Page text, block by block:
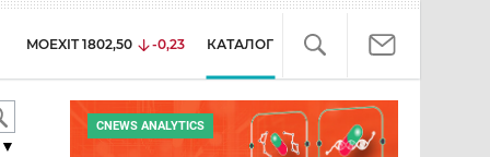
MOEXIT 1802,50 -0,23 КАТАЛОГ
CNEWS ANALYTICS